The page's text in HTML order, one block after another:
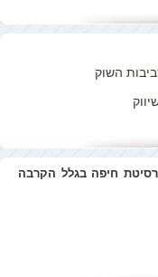
השוק
חיפה בגלל הקרבה